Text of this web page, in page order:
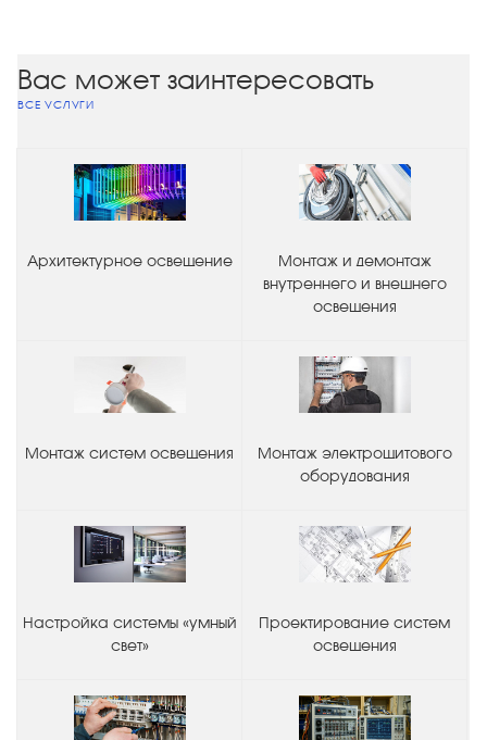
Вас может заинтересовать
ВСЕ УСЛУГИ
Архитектурное освещение
Монтаж и демонтаж
внутреннего и внешнего
освещения
Монтаж систем освещения
Монтаж электрощитового
оборудования
Настройка системы «умный
свет»
Проектирование систем
освещения